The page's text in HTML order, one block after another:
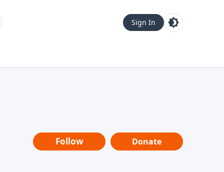
Sign In
Follow Donate